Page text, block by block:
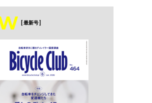
[ 最新号 ]